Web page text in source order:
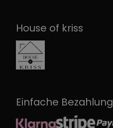
House of kriss
Einfache Bezahlung